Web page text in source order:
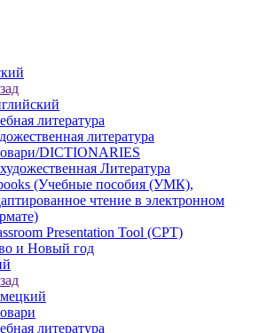
литература
литература
DICTIONARIES
Литература
(Учебные пособия (УМК),
чтение в электронном
Presentation Tool (CPT)
и Новый год
литература